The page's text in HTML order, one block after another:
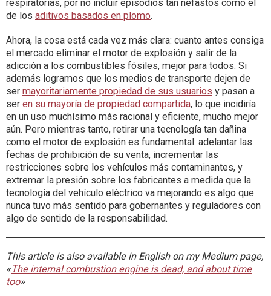
respiratorias, por no incluir episodios tan nefastos como el
de los aditivos basados en plomo.
Ahora, la cosa está cada vez más clara: cuanto antes consiga
el mercado eliminar el motor de explosión y salir de la
adicción a los combustibles fósiles, mejor para todos. Si
además logramos que los medios de transporte dejen de
ser mayoritariamente propiedad de sus usuarios y pasan a
ser en su mayoría de propiedad compartida, lo que incidiría
en un uso muchísimo más racional y eficiente, mucho mejor
aún. Pero mientras tanto, retirar una tecnología tan dañina
como el motor de explosión es fundamental: adelantar las
fechas de prohibición de su venta, incrementar las
restricciones sobre los vehículos más contaminantes, y
extremar la presión sobre los fabricantes a medida que la
tecnología del vehículo eléctrico va mejorando es algo que
nunca tuvo más sentido para gobernantes y reguladores con
algo de sentido de la responsabilidad.
This article is also available in English on my Medium page,
«The internal combustion engine is dead, and about time
too»